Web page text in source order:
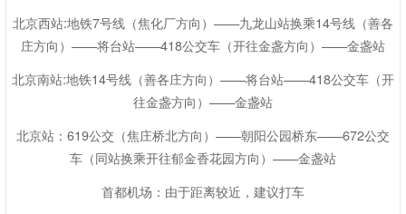
北京西站:地铁7号线（焦化厂方向）——九龙山站换乘14号线（善各
庄方向）——将台站——418公交车（开往金盏方向）——金盏站
北京南站:地铁14号线（善各庄方向）——将台站——418公交车（开
往金盏方向）——金盏站
北京站：619公交（焦庄桥北方向）——朝阳公园桥东——672公交
车（同站换乘开往郁金香花园方向）——金盏站
首都机场：由于距离较近，建议打车